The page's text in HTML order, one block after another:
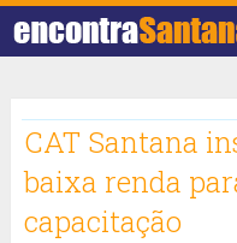
CAT Santana
baixa renda
capacitação